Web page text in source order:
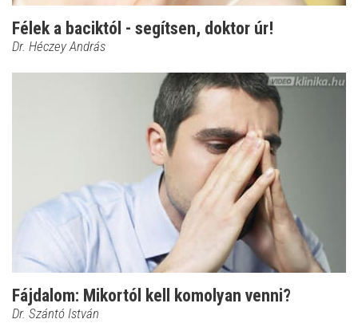
Félek a baciktól - segítsen, doktor úr!
Dr. Héczey András
Fájdalom: Mikortól kell komolyan venni?
Dr. Szántó István